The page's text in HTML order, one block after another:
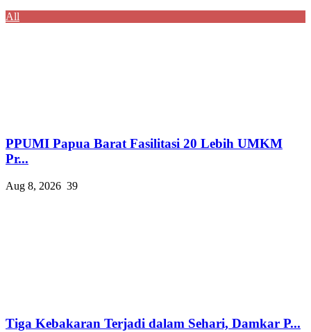
All
PPUMI Papua Barat Fasilitasi 20 Lebih UMKM
Pr...
Aug 8, 2026 39
Tiga Kebakaran Terjadi dalam Sehari, Damkar P...